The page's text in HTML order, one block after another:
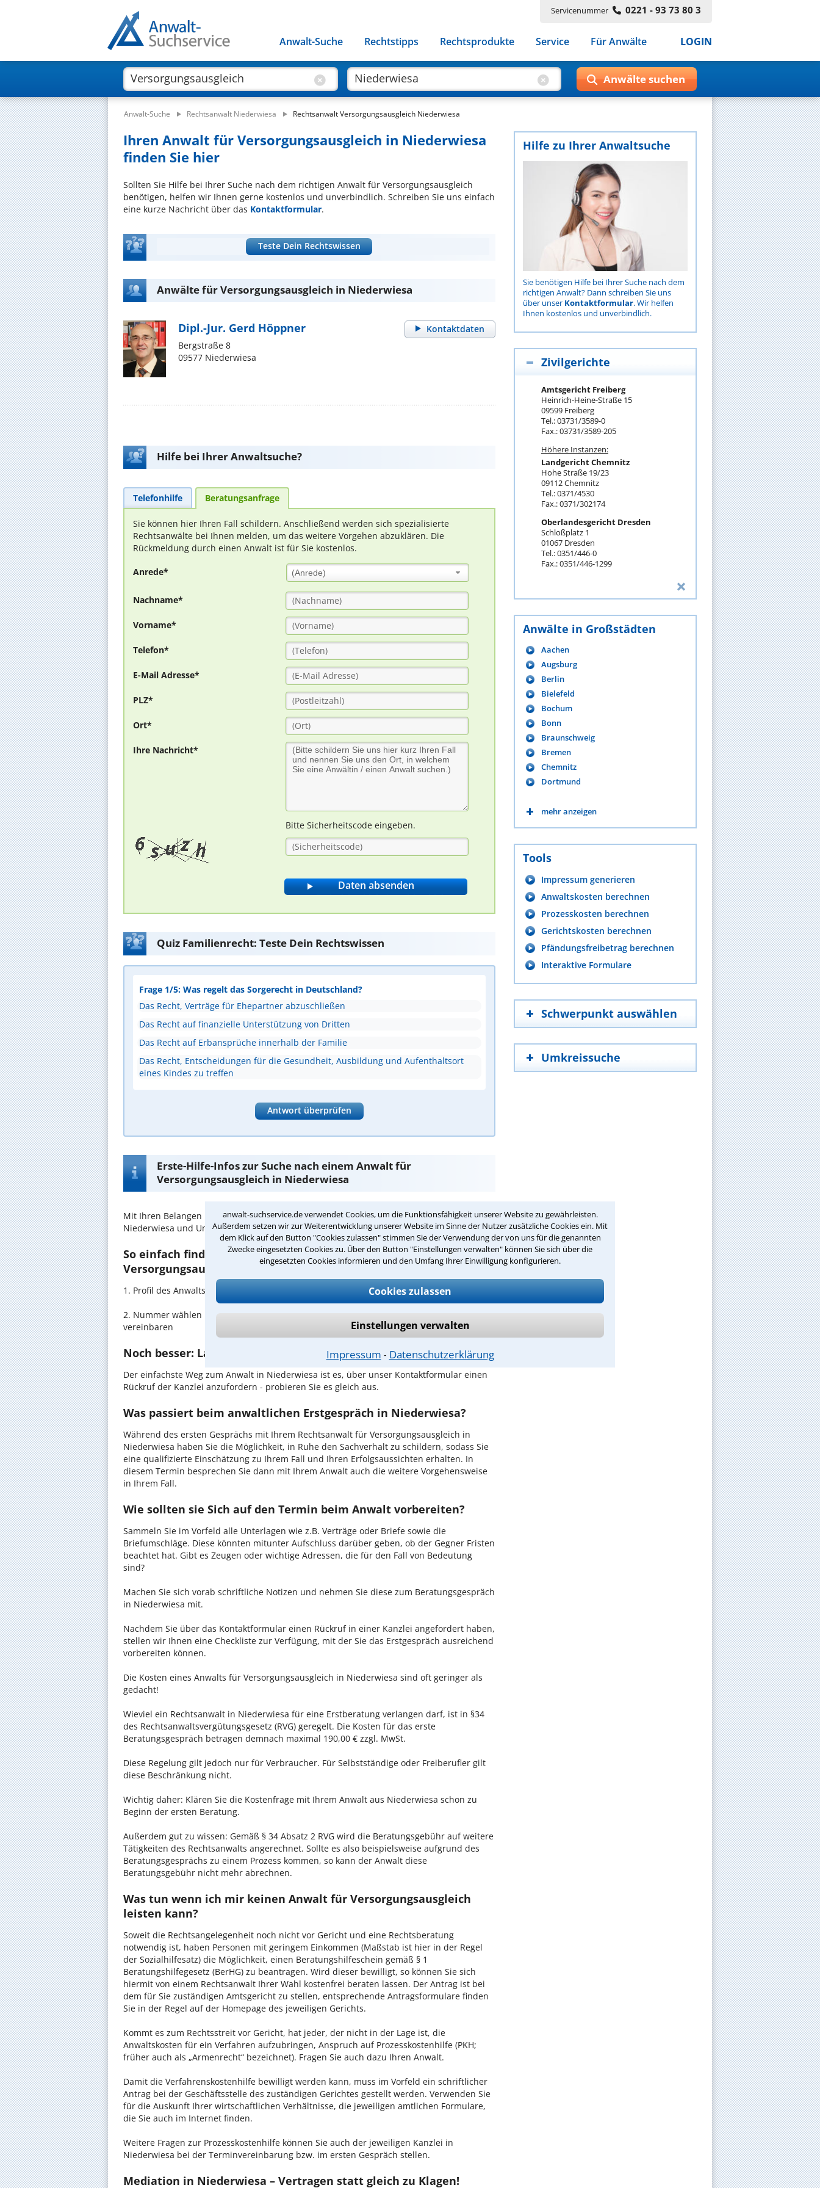
anwalt-suchservice.de verwendet Cookies, um die Funktionsfähigkeit unserer Website zu gewährleisten.
Außerdem setzen wir zur Weiterentwicklung unserer Website im Sinne der Nutzer zusätzliche Cookies ein. Mit
dem Klick auf den Button "Cookies zulassen" stimmen Sie der Verwendung der von uns für die genannten
Zwecke eingesetzten Cookies zu. Über den Button "Einstellungen verwalten" können Sie sich über die
eingesetzten Cookies informieren und den Umfang Ihrer Einwilligung konfigurieren.
Cookies zulassen
Einstellungen verwalten
Impressum ⁃ Datenschutzerklärung
Servicenummer 0221 - 93 73 80 3
Anwalt-Suche Rechtstipps Rechtsprodukte Service Für Anwälte LOGIN
Anwalt-Suche Rechtsanwalt Niederwiesa Rechtsanwalt Versorgungsausgleich Niederwiesa
Ihren Anwalt für Versorgungsausgleich in Niederwiesa
finden Sie hier
Sollten Sie Hilfe bei Ihrer Suche nach dem richtigen Anwalt für Versorgungsausgleich
benötigen, helfen wir Ihnen gerne kostenlos und unverbindlich. Schreiben Sie uns einfach
eine kurze Nachricht über das Kontaktformular.
Teste Dein Rechtswissen
Anwälte für Versorgungsausgleich in Niederwiesa
Kontaktdaten
Dipl.-Jur. Gerd Höppner
Bergstraße 8
09577 Niederwiesa
Hilfe bei Ihrer Anwaltsuche?
Telefonhilfe Beratungsanfrage
Sie können hier Ihren Fall schildern. Anschließend werden sich spezialisierte
Rechtsanwälte bei Ihnen melden, um das weitere Vorgehen abzuklären. Die
Rückmeldung durch einen Anwalt ist für Sie kostenlos.
Anrede* (Anrede)
Nachname*
Vorname*
Telefon*
E-Mail Adresse*
PLZ*
Ort*
Ihre Nachricht*
Bitte Sicherheitscode eingeben.
Quiz Familienrecht: Teste Dein Rechtswissen
Frage 1/5: Was regelt das Sorgerecht in Deutschland?
Das Recht, Verträge für Ehepartner abzuschließen
Das Recht auf finanzielle Unterstützung von Dritten
Das Recht auf Erbansprüche innerhalb der Familie
Das Recht, Entscheidungen für die Gesundheit, Ausbildung und Aufenthaltsort
eines Kindes zu treffen
Antwort überprüfen
Erste-Hilfe-Infos zur Suche nach einem Anwalt für
Versorgungsausgleich in Niederwiesa
Mit Ihren Belangen im Versorgungsausgleichsind Sie bei unseren Anwälten aus
Niederwiesa und Umgebung in guten Händen.
So einfach finden Sie den passenden Anwalt für
Versorgungsausgleich in Niederwiesa:
1. Profil des Anwalts für Versorgungsausgleich in Ihrer Umgebung auswählen
2. Nummer wählen und direkt mit der Kanzlei in Niederwiesa einen Beratungstermin
vereinbaren
Noch besser: Lassen Sie sich zurückrufen
Der einfachste Weg zum Anwalt in Niederwiesa ist es, über unser Kontaktformular einen
Rückruf der Kanzlei anzufordern - probieren Sie es gleich aus.
Was passiert beim anwaltlichen Erstgespräch in Niederwiesa?
Während des ersten Gesprächs mit Ihrem Rechtsanwalt für Versorgungsausgleich in
Niederwiesa haben Sie die Möglichkeit, in Ruhe den Sachverhalt zu schildern, sodass Sie
eine qualifizierte Einschätzung zu Ihrem Fall und Ihren Erfolgsaussichten erhalten. In
diesem Termin besprechen Sie dann mit Ihrem Anwalt auch die weitere Vorgehensweise
in Ihrem Fall.
Wie sollten sie Sich auf den Termin beim Anwalt vorbereiten?
Sammeln Sie im Vorfeld alle Unterlagen wie z.B. Verträge oder Briefe sowie die
Briefumschläge. Diese könnten mitunter Aufschluss darüber geben, ob der Gegner Fristen
beachtet hat. Gibt es Zeugen oder wichtige Adressen, die für den Fall von Bedeutung
sind?
Machen Sie sich vorab schriftliche Notizen und nehmen Sie diese zum Beratungsgespräch
in Niederwiesa mit.
Nachdem Sie über das Kontaktformular einen Rückruf in einer Kanzlei angefordert haben,
stellen wir Ihnen eine Checkliste zur Verfügung, mit der Sie das Erstgespräch ausreichend
vorbereiten können.
Die Kosten eines Anwalts für Versorgungsausgleich in Niederwiesa sind oft geringer als
gedacht!
Wieviel ein Rechtsanwalt in Niederwiesa für eine Erstberatung verlangen darf, ist in §34
des Rechtsanwaltsvergütungsgesetz (RVG) geregelt. Die Kosten für das erste
Beratungsgespräch betragen demnach maximal 190,00 € zzgl. MwSt.
Diese Regelung gilt jedoch nur für Verbraucher. Für Selbstständige oder Freiberufler gilt
diese Beschränkung nicht.
Wichtig daher: Klären Sie die Kostenfrage mit Ihrem Anwalt aus Niederwiesa schon zu
Beginn der ersten Beratung.
Außerdem gut zu wissen: Gemäß § 34 Absatz 2 RVG wird die Beratungsgebühr auf weitere
Tätigkeiten des Rechtsanwalts angerechnet. Sollte es also beispielsweise aufgrund des
Beratungsgesprächs zu einem Prozess kommen, so kann der Anwalt diese
Beratungsgebühr nicht mehr abrechnen.
Was tun wenn ich mir keinen Anwalt für Versorgungsausgleich
leisten kann?
Soweit die Rechtsangelegenheit noch nicht vor Gericht und eine Rechtsberatung
notwendig ist, haben Personen mit geringem Einkommen (Maßstab ist hier in der Regel
der Sozialhilfesatz) die Möglichkeit, einen Beratungshilfeschein gemäß § 1
Beratungshilfegesetz (BerHG) zu beantragen. Wird dieser bewilligt, so können Sie sich
hiermit von einem Rechtsanwalt Ihrer Wahl kostenfrei beraten lassen. Der Antrag ist bei
dem für Sie zuständigen Amtsgericht zu stellen, entsprechende Antragsformulare finden
Sie in der Regel auf der Homepage des jeweiligen Gerichts.
Kommt es zum Rechtsstreit vor Gericht, hat jeder, der nicht in der Lage ist, die
Anwaltskosten für ein Verfahren aufzubringen, Anspruch auf Prozesskostenhilfe (PKH;
früher auch als „Armenrecht“ bezeichnet). Fragen Sie auch dazu Ihren Anwalt.
Damit die Verfahrenskostenhilfe bewilligt werden kann, muss im Vorfeld ein schriftlicher
Antrag bei der Geschäftsstelle des zuständigen Gerichtes gestellt werden. Verwenden Sie
für die Auskunft Ihrer wirtschaftlichen Verhältnisse, die jeweiligen amtlichen Formulare,
die Sie auch im Internet finden.
Weitere Fragen zur Prozesskostenhilfe können Sie auch der jeweiligen Kanzlei in
Niederwiesa bei der Terminvereinbarung bzw. im ersten Gespräch stellen.
Mediation in Niederwiesa – Vertragen statt gleich zu Klagen!
Hilfe zu Ihrer Anwaltsuche
Sie benötigen Hilfe bei Ihrer Suche nach dem
richtigen Anwalt? Dann schreiben Sie uns
über unser Kontaktformular. Wir helfen
Ihnen kostenlos und unverbindlich.
Zivilgerichte
Amtsgericht Freiberg
Heinrich-Heine-Straße 15
09599 Freiberg
Tel.: 03731/3589-0
Fax.: 03731/3589-205
Höhere Instanzen:
Landgericht Chemnitz
Hohe Straße 19/23
09112 Chemnitz
Tel.: 0371/4530
Fax.: 0371/302174
Oberlandesgericht Dresden
Schloßplatz 1
01067 Dresden
Tel.: 0351/446-0
Fax.: 0351/446-1299
Anwälte in Großstädten
Aachen
Augsburg
Berlin
Bielefeld
Bochum
Bonn
Braunschweig
Bremen
Chemnitz
Dortmund
mehr anzeigen
Tools
Impressum generieren
Anwaltskosten berechnen
Prozesskosten berechnen
Gerichtskosten berechnen
Pfändungsfreibetrag berechnen
Interaktive Formulare
Schwerpunkt auswählen
Umkreissuche